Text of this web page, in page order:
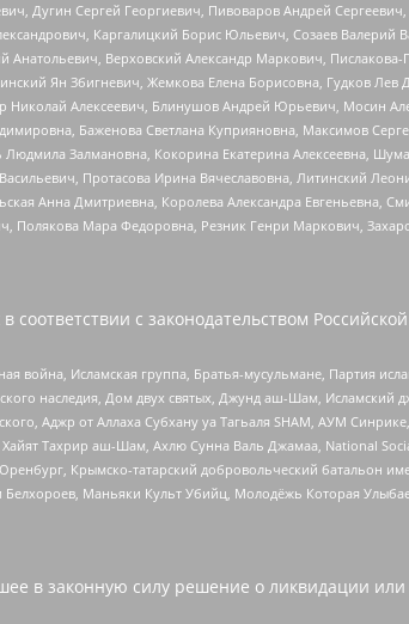
Дугин Сергей Георгиевич, Пивоваров Андрей
Каргалицкий Борис Юльевич, Созаев Валерий
Верховский Александр Маркович,
Ян Збигневич, Жемкова Елена Борисовна, Гудков Лев
Алексеевич, Блинушов Андрей Юрьевич, Мосин
Баженова Светлана Куприяновна, Максимов
Людмила Залмановна, Кокорина Екатерина Алексеевна,
Протасова Ирина Вячеславовна, Литинский
Анна Дмитриевна, Королева Александра Евгеньевна,
Полякова Мара Федоровна, Резник Генри Маркович,
с законодательством
Исламская группа, Братья-мусульмане, Партия
наследия, Дом двух святых, Джунд аш-Шам, Исламский
Аджр от Аллаха Субхану уа Тагьаля SHAM, АУМ
Тахрир аш-Шам, Ахлю Сунна Валь Джамаа, National
Крымско-татарский добровольческий батальон
Маньяки Культ Убийц, Молодёжь Которая
в законную силу решение о ликвидации или